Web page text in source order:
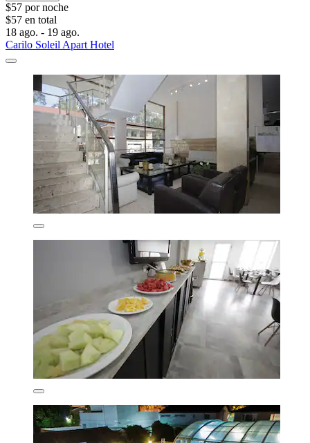
$57 por noche
$57 en total
18 ago. - 19 ago.
Carilo Soleil Apart Hotel